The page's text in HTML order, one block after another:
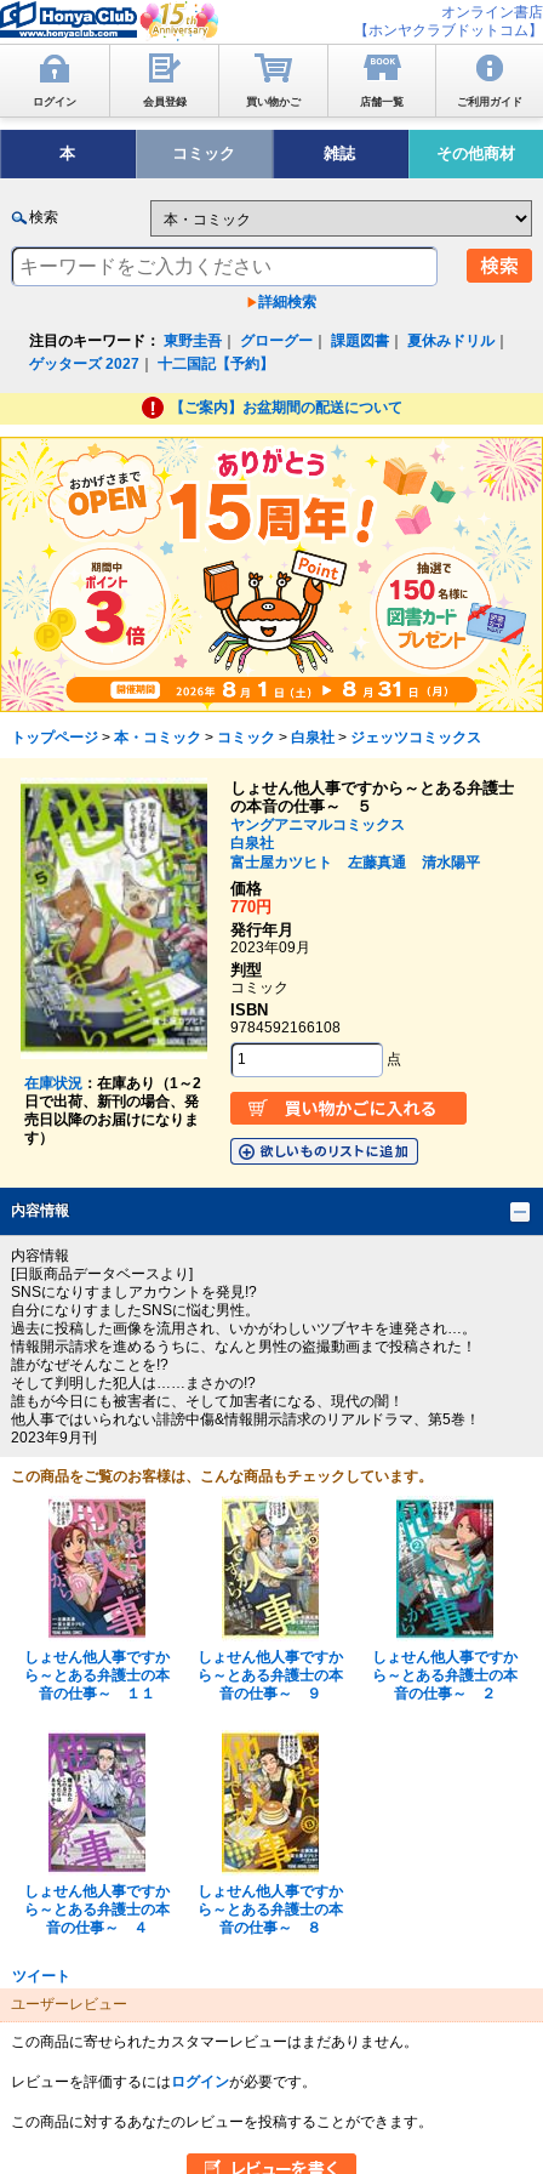
オンライン書店
【ホンヤクラブドットコム】
ログイン 会員登録 買い物かご 店舗一覧 ご利用ガイド
本 コミック 雑誌 その他商材
検索
詳細検索
注目のキーワード： 東野圭吾 グローグー ｜課題図書 ｜夏休みドリル｜
ゲッターズ 2027 ｜十二国記【予約】
【ご案内】お盆期間の配送について
トップページ> 本・コミック > コミック > 白泉社> ジェッツコミックス
在庫状況：在庫あり（1～2
日で出荷、新刊の場合、発
売日以降のお届けになりま
す）
しょせん他人事ですから～とある弁護士
の本音の仕事～ ５
ヤングアニマルコミックス
白泉社
富士屋カツヒト
左藤真通
清水陽平
価格
770円
発行年月
2023年09月
判型
コミック
ISBN
9784592166108
点
内容情報
内容情報
[日販商品データベースより]
SNSになりすましアカウントを発見!?
自分になりすましたSNSに悩む男性。
過去に投稿した画像を流用され、いかがわしいツブヤキを連発され…。
情報開示請求を進めるうちに、なんと男性の盗撮動画まで投稿された！
誰がなぜそんなことを!?
そして判明した犯人は……まさかの!?
誰もが今日にも被害者に、そして加害者になる、現代の闇！
他人事ではいられない誹謗中傷&情報開示請求のリアルドラマ、第5巻！
2023年9月刊
この商品をご覧のお客様は、こんな商品もチェックしています。
しょせん他人事ですか
ら～とある弁護士の本
音の仕事～ １１
しょせん他人事ですか
ら～とある弁護士の本
音の仕事～ ９
しょせん他人事ですか
ら～とある弁護士の本
音の仕事～ ２
しょせん他人事ですか
ら～とある弁護士の本
音の仕事～ ４
しょせん他人事ですか
ら～とある弁護士の本
音の仕事～ ８
ツイート
ユーザーレビュー
この商品に寄せられたカスタマーレビューはまだありません。
レビューを評価するには ログインが必要です。
この商品に対するあなたのレビューを投稿することができます。